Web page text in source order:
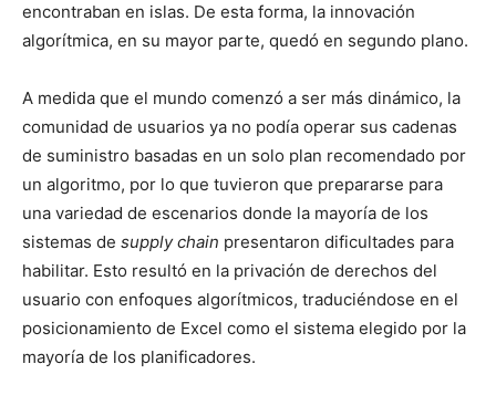
encontraban en islas. De esta forma, la innovación
algorítmica, en su mayor parte, quedó en segundo plano.
A medida que el mundo comenzó a ser más dinámico, la
comunidad de usuarios ya no podía operar sus cadenas
de suministro basadas en un solo plan recomendado por
un algoritmo, por lo que tuvieron que prepararse para
una variedad de escenarios donde la mayoría de los
sistemas de supply chain presentaron dificultades para
habilitar. Esto resultó en la privación de derechos del
usuario con enfoques algorítmicos, traduciéndose en el
posicionamiento de Excel como el sistema elegido por la
mayoría de los planificadores.